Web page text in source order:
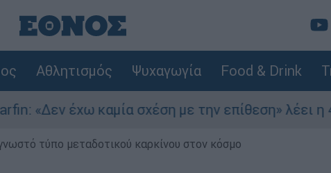
Αθλητισμός Ψυχαγωγία Food & Drink
καμία σχέση με την επίθεση» λέει η 46χρονη -
τύπο μεταδοτικού καρκίνου στον κόσμο